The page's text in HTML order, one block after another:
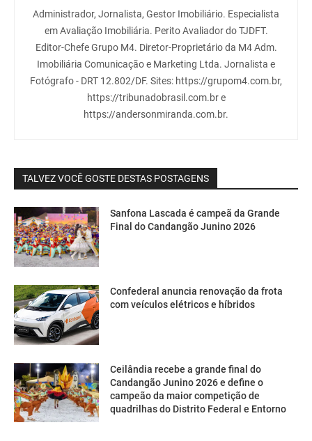
Administrador, Jornalista, Gestor Imobiliário. Especialista
em Avaliação Imobiliária. Perito Avaliador do TJDFT.
Editor-Chefe Grupo M4. Diretor-Proprietário da M4 Adm.
Imobiliária Comunicação e Marketing Ltda. Jornalista e
Fotógrafo - DRT 12.802/DF. Sites: https://grupom4.com.br,
https://tribunadobrasil.com.br e
https://andersonmiranda.com.br.
TALVEZ VOCÊ GOSTE DESTAS POSTAGENS
Sanfona Lascada é campeã da Grande
Final do Candangão Junino 2026
Confederal anuncia renovação da frota
com veículos elétricos e híbridos
Ceilândia recebe a grande final do
Candangão Junino 2026 e define o
campeão da maior competição de
quadrilhas do Distrito Federal e Entorno